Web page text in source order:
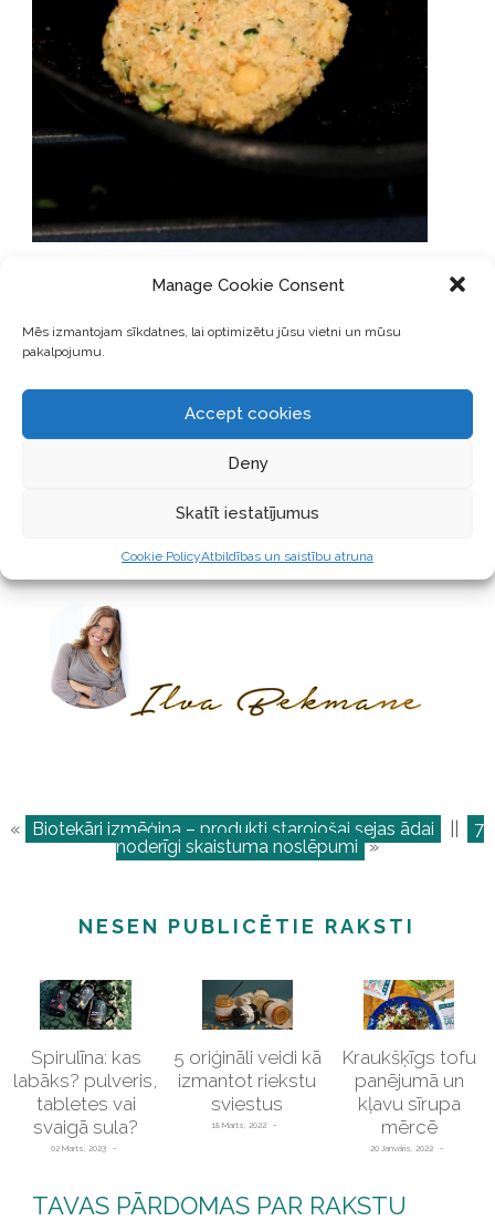
Manage Cookie Consent
Mēs izmantojam sīkdatnes, lai optimizētu jūsu vietni un mūsu
pakalpojumu.
Accept cookies
Deny
Skatīt iestatījumus
Cookie PolicyAtbildības un saistību atruna
Kas jādara?
Pannā apcep ķiploku un sīpolu. Pievieno sarīvetus burkānus
Sablenderē vai samīci turku zirņus.
turku zirņu masu, izsautētos burkānus, cukini, garšvielas un
Pannā uzkarsē eļļu. Veido plācenīšus un apcep zeltaini
plācenīšus vari apviļāt arī rīvmaizē vai miltos.
« Biotekāri izmēģina – produkti starojošai sejas ādai
7
noderīgi skaistuma noslēpumi »
NESEN PUBLICĒTIE RAKSTI
Spirulīna: kas
labāks? pulveris,
tabletes vai
svaigā sula?
02 Marts, 2023
5 oriģināli veidi kā
izmantot riekstu
sviestus
18 Marts, 2022
Kraukšķīgs tofu
panējumā un
kļavu sīrupa
mērcē
20 Janvāris, 2022
TAVAS PĀRDOMAS PAR RAKSTU